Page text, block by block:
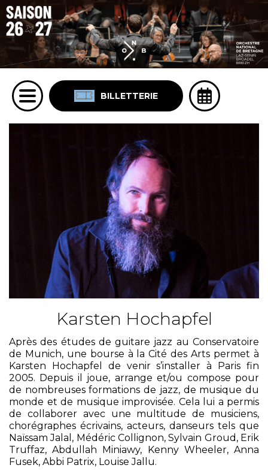
BILLETTERIE
Karsten Hochapfel
Après des études de guitare jazz au Conservatoire
de Munich, une bourse à la Cité des Arts permet à
Karsten Hochapfel de venir s’installer à Paris fin
2005. Depuis il joue, arrange et/ou compose pour
de nombreuses formations de jazz, de musique du
monde et de musique improvisée. Cela lui a permis
de collaborer avec une multitude de musiciens,
chorégraphes écrivains, acteurs, danseurs tels que
Naïssam Jalal, Médéric Collignon, Sylvain Groud, Erik
Truffaz, Abdullah Miniawy, Kenny Wheeler, Anna
Fusek, Abbi Patrix, Louise Jallu.